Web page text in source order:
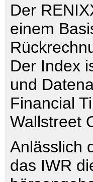
Der
einem
Der Index
und
Financial
Wallstreet
Anlässlich
das IWR